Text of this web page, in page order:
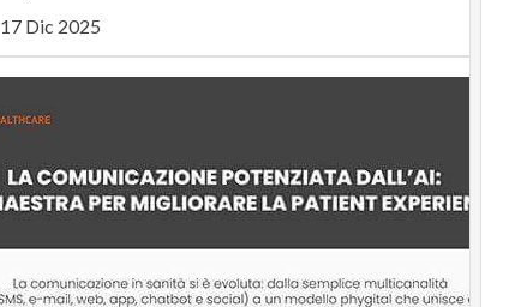
17 Dic 2025